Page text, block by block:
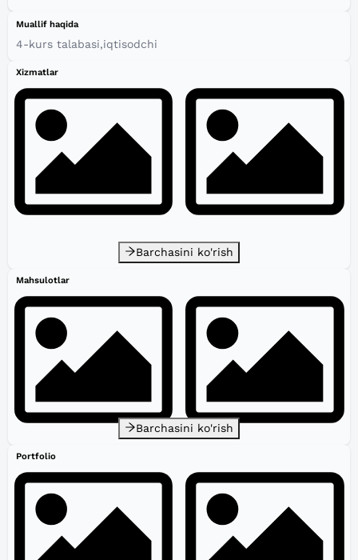
Muallif haqida
4-kurs talabasi,iqtisodchi
Xizmatlar
Barchasini ko'rish
Mahsulotlar
Barchasini ko'rish
Portfolio